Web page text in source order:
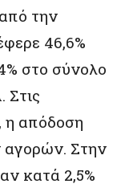
την
46,6%
στο σύνολο
Στις
η απόδοση
αγορών. Στην
κατά 2,5%